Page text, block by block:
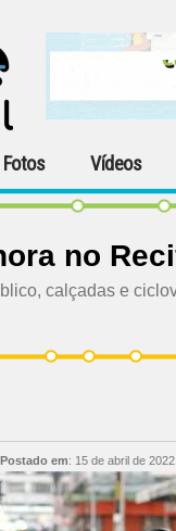
Fotos Vídeos
no
calçadas e
Postado em: 15 de abril de 2022